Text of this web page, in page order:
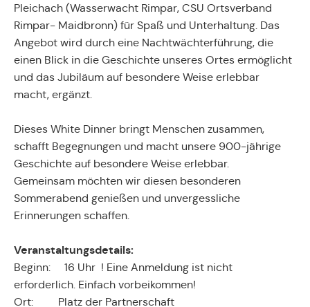
Pleichach (Wasserwacht Rimpar, CSU Ortsverband
Rimpar- Maidbronn) für Spaß und Unterhaltung. Das
Angebot wird durch eine Nachtwächterführung, die
einen Blick in die Geschichte unseres Ortes ermöglicht
und das Jubiläum auf besondere Weise erlebbar
macht, ergänzt.
Dieses White Dinner bringt Menschen zusammen,
schafft Begegnungen und macht unsere 900-jährige
Geschichte auf besondere Weise erlebbar.
Gemeinsam möchten wir diesen besonderen
Sommerabend genießen und unvergessliche
Erinnerungen schaffen.
Veranstaltungsdetails:
Beginn: 16 Uhr ! Eine Anmeldung ist nicht
erforderlich. Einfach vorbeikommen!
Ort: Platz der Partnerschaft